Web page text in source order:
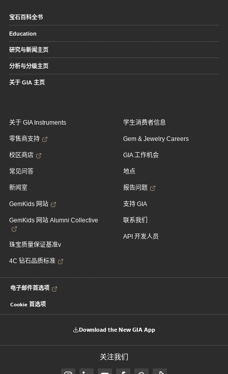
宝石百科全书
Education
研究与新闻主页
分析与分级主页
关于 GIA 主页
关于 GIA Instruments
零售商支持
校区商店
常见问答
新闻室
GemKids 网站
GemKids 网站 Alumni Collective
珠宝质量保证基准v
4C 钻石品质标准
学生消费者信息
Gem & Jewelry Careers
GIA 工作机会
地点
报告问题
支持 GIA
联系我们
API 开发人员
电子邮件首选项
Cookie 首选项
Download the New GIA App
关注我们